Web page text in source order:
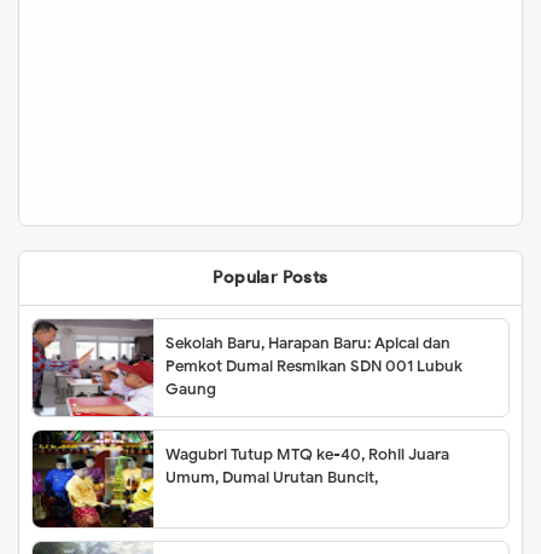
Popular Posts
Sekolah Baru, Harapan Baru: Apical dan
Pemkot Dumai Resmikan SDN 001 Lubuk
Gaung
Wagubri Tutup MTQ ke-40, Rohil Juara
Umum, Dumai Urutan Buncit,